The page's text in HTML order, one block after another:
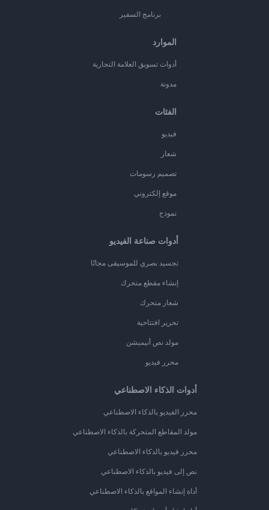
برنامج السفير
الموارد
أدوات تسويق العلامة التجارية
مدونة
الفئات
فيديو
شعار
تصميم رسومات
موقع إلكتروني
نموذج
أدوات صناعة الفيديو
تجسيد بصري للموسيقى مجانًا
إنشاء مقطع متحرك
شعار متحرك
تحرير افتتاحية
مولد نص أنيميشن
محرر فيديو
أدوات الذكاء الاصطناعي
محرر الفيديو بالذكاء الاصطناعي
مولد المقاطع المتحركة بالذكاء الاصطناعي
محرر فيديو بالذكاء الاصطناعي
نص إلى فيديو بالذكاء الاصطناعي
أداة إنشاء المواقع بالذكاء الاصطناعي